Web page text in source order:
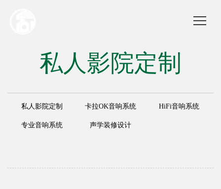
私人影院定制
私人影院定制 卡拉OK音响系统 HiFi音响系统
专业音响系统 声学装修设计